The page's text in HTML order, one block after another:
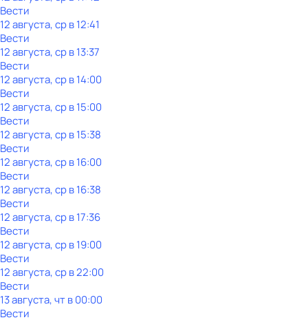
Вести
12 августа, ср в 12:41
Вести
12 августа, ср в 13:37
Вести
12 августа, ср в 14:00
Вести
12 августа, ср в 15:00
Вести
12 августа, ср в 15:38
Вести
12 августа, ср в 16:00
Вести
12 августа, ср в 16:38
Вести
12 августа, ср в 17:36
Вести
12 августа, ср в 19:00
Вести
12 августа, ср в 22:00
Вести
13 августа, чт в 00:00
Вести